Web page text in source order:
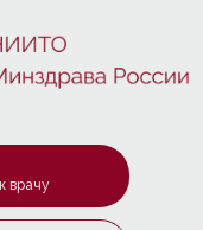
врачу